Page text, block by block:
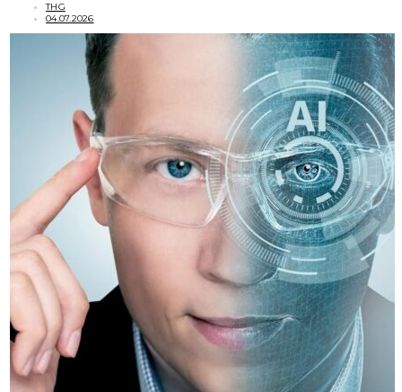
THG
04.07.2026